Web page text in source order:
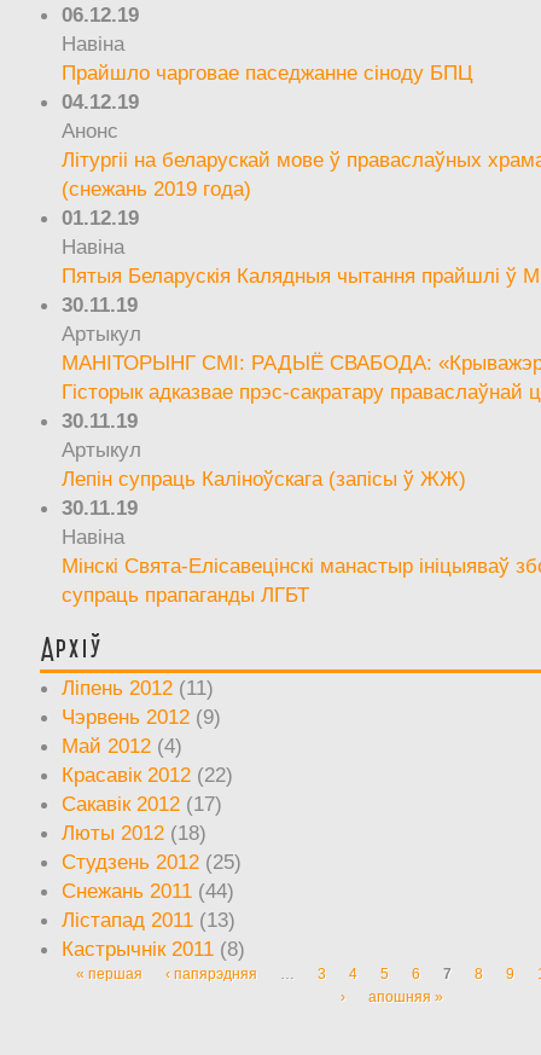
06.12.19
Навіна
Прайшло чарговае паседжанне сіноду БПЦ
04.12.19
Анонс
Літургіі на беларускай мове ў праваслаўных
(снежань 2019 года)
01.12.19
Навіна
Пятыя Беларускія Калядныя чытання прайшлі ў
30.11.19
Артыкул
МАНІТОРЫНГ СМІ: РАДЫЁ СВАБОДА:
Гісторык адказвае прэс-сакратару праваслаўнай
30.11.19
Артыкул
Лепін супраць Каліноўскага (запісы ў ЖЖ)
30.11.19
Навіна
Мінскі Свята-Елісавецінскі манастыр ініцыяваў
супраць прапаганды ЛГБТ
Архіў
Ліпень 2012 (11)
Чэрвень 2012 (9)
Май 2012 (4)
Красавік 2012 (22)
Сакавік 2012 (17)
Люты 2012 (18)
Студзень 2012 (25)
Снежань 2011 (44)
Лістапад 2011 (13)
Кастрычнік 2011 (8)
Старонкі
« першая ‹ папярэдняя … 3 4 5 6 7 8 9
›
апошняя »